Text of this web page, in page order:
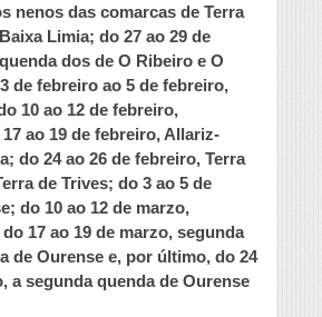
nenos das comarcas de Terra
Limia; do 27 ao 29 de
dos de O Ribeiro e O
de febreiro ao 5 de febreiro,
10 ao 12 de febreiro,
ao 19 de febreiro, Allariz-
do 24 ao 26 de febreiro, Terra
de Trives; do 3 ao 5 de
do 10 ao 12 de marzo,
17 ao 19 de marzo, segunda
de Ourense e, por último, do 24
a segunda quenda de Ourense